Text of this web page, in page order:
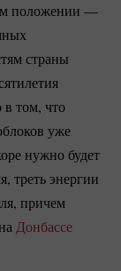
положении —
страны
в том, что
уже
нужно будет
треть энергии
причем
Донбассе